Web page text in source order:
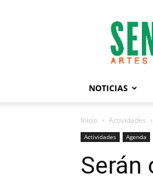
NOTICIAS
Inicio Actividades
Actividades Agenda
Serán